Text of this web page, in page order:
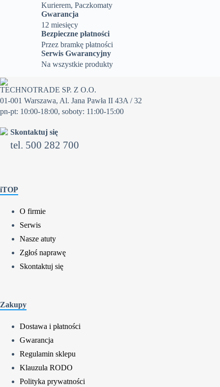
Kurierem, Paczkomaty
Gwarancja
12 miesięcy
Bezpieczne płatności
Przez bramkę płatności
Serwis Gwarancyjny
Na wszystkie produkty
TECHNOTRADE SP. Z O.O.
01-001 Warszawa, Al. Jana Pawła II 43A / 32
pn-pt: 10:00-18:00, soboty: 11:00-15:00
Skontaktuj się
tel. 500 282 700
iTOP
O firmie
Serwis
Nasze atuty
Zgłoś naprawę
Skontaktuj się
Zakupy
Dostawa i płatności
Gwarancja
Regulamin sklepu
Klauzula RODO
Polityka prywatności